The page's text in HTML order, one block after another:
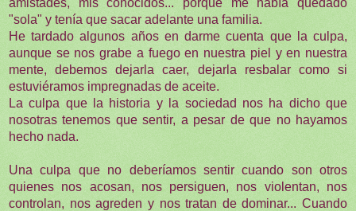
"sola" y tenía que sacar adelante una familia.
He tardado algunos años en darme cuenta que la culpa,
aunque se nos grabe a fuego en nuestra piel y en nuestra
mente, debemos dejarla caer, dejarla resbalar como si
estuviéramos impregnadas de aceite.
La culpa que la historia y la sociedad nos ha dicho que
nosotras tenemos que sentir, a pesar de que no hayamos
hecho nada.
Una culpa que no deberíamos sentir cuando son otros
quienes nos acosan, nos persiguen, nos violentan, nos
controlan, nos agreden y nos tratan de dominar... Cuando